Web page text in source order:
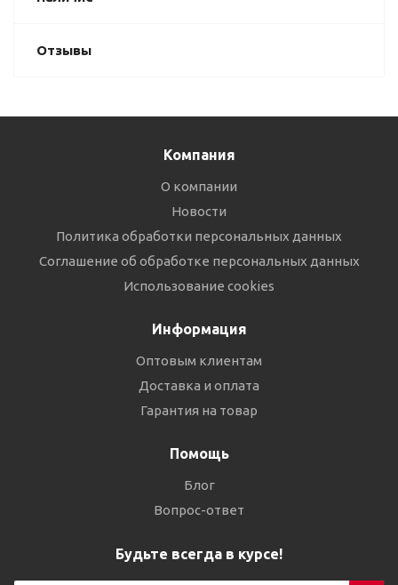
Отзывы
Компания
О компании
Новости
Политика обработки персональных данных
Соглашение об обработке персональных данных
Использование cookies
Информация
Оптовым клиентам
Доставка и оплата
Гарантия на товар
Помощь
Блог
Вопрос-ответ
Будьте всегда в курсе!